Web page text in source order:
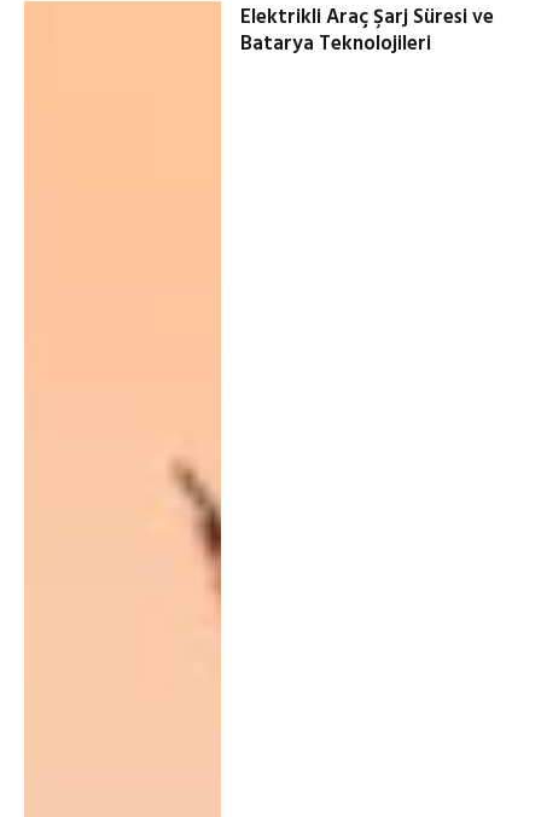
Elektrikli Araç Şarj Süresi ve
Batarya Teknolojileri